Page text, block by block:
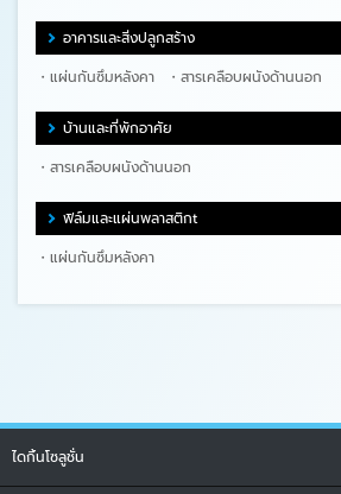
อาคารและสิ่งปลูกสร้าง
แผ่นกันซึมหลังคา
สารเคลือบผนังด้านนอก
บ้านและที่พักอาศัย
สารเคลือบผนังด้านนอก
ฟิล์มและแผ่นพลาสติกt
แผ่นกันซึมหลังคา
ไดกิ้นโซลูชั่น